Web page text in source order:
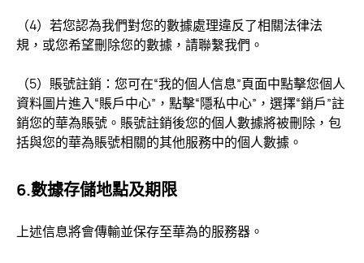
（4）若您認為我們對您的數據處理違反了相關法律法
規，或您希望刪除您的數據，請聯繫我們。
（5）賬號註銷：您可在“我的個人信息”頁面中點擊您個人
資料圖片進入“賬戶中心”，點擊“隱私中心”，選擇“銷戶”註
銷您的華為賬號。賬號註銷後您的個人數據將被刪除，包
括與您的華為賬號相關的其他服務中的個人數據。
6.數據存儲地點及期限
上述信息將會傳輸並保存至華為的服務器。